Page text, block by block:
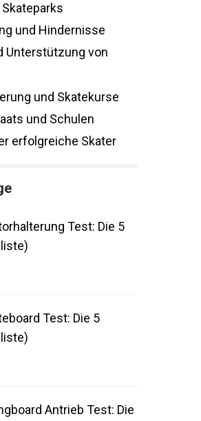
und Hindernisse
von
und Skatekurse
und Schulen
erfolgreiche Skater
Test: Die 5
Test: Die 5
Antrieb Test: Die